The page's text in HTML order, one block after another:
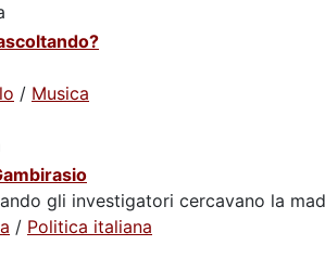
/ Musica
gli investigatori cercavano la
/ Politica italiana